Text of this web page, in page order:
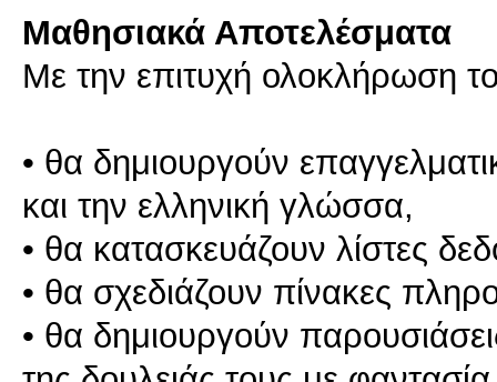
Μαθησιακά Αποτελέσματα
Με την επιτυχή ολοκλήρωση
• θα δημιουργούν
και την ελληνική γλώσσα,
• θα κατασκευάζουν λίστες
• θα σχεδιάζουν πίνακες
• θα δημιουργούν